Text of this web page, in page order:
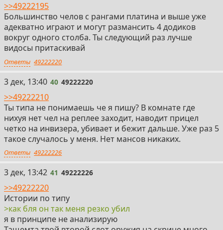
>>49222195
Большинство челов с рангами платина и выше уже
адекватно играют и могут размансить 4 додиков
вокруг одного столба. Ты следующий раз лучше
видосы притаскивай
Ответы 49222220
40
3 дек, 13:40 40 49222220
>>49222210
Ты типа не понимаешь че я пишу? В комнате где
нихуя нет чел на реплее заходит, наводит прицел
четко на инвизера, убивает и бежит дальше. Уже раз 5
такое случалось у меня. Нет мансов никаких.
Ответы 49222226
41
3 дек, 13:42 41 49222226
>>49222220
Истории по типу
>как бля он так меня резко убил
я в принципе не анализирую